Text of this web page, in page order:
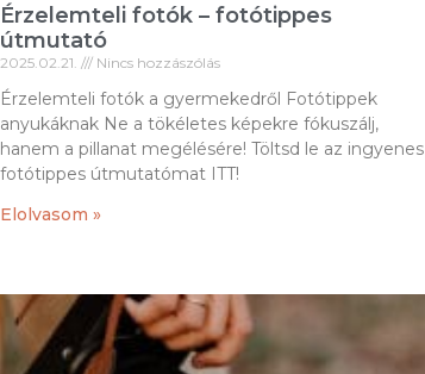
Érzelemteli fotók – fotótippes
útmutató
2025.02.21. Nincs hozzászólás
Érzelemteli fotók a gyermekedről Fotótippek
anyukáknak Ne a tökéletes képekre fókuszálj,
hanem a pillanat megélésére! Töltsd le az ingyenes
fotótippes útmutatómat ITT!
Elolvasom »